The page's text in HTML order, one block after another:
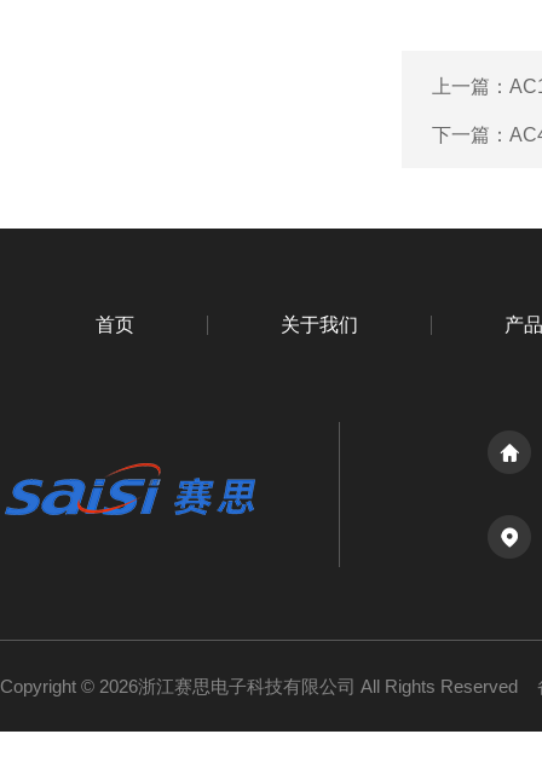
上一篇：
下一篇：
首页 关于我们 产
Copyright © 2026浙江赛思电子科技有限公司 All Rights Reserved